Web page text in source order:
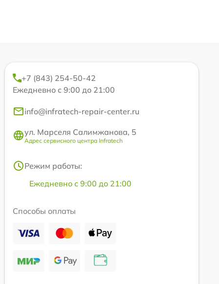
+7 (843) 254-50-42
Ежедневно с 9:00 до 21:00
info@infratech-repair-center.ru
ул. Марселя Салимжанова, 5
Адрес сервисного центра Infratech
Режим работы:
Ежедневно с 9:00 до 21:00
Способы оплаты